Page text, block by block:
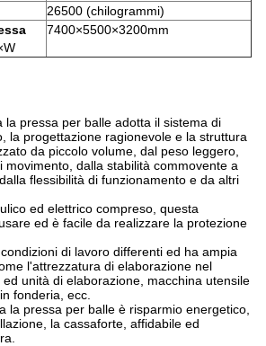
26500 (chilogrammi)
7400×5500×3200mm
la pressa per balle adotta il sistema di
la progettazione ragionevole e la struttura
da piccolo volume, dal peso leggero,
movimento, dalla stabilità commovente a
flessibilità di funzionamento e da altri
ed elettrico compreso, questa
ed è facile da realizzare la protezione
di lavoro differenti ed ha ampia
l'attrezzatura di elaborazione nel
unità di elaborazione, macchina utensile
fonderia, ecc.
la pressa per balle è risparmio energetico,
la cassaforte, affidabile ed